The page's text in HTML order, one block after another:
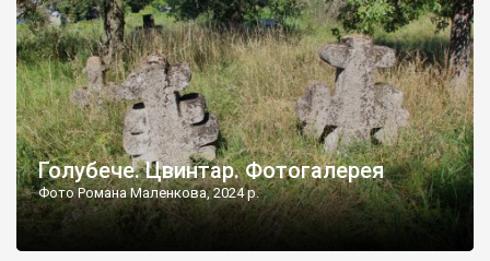
Голубече. Цвинтар. Фотогалерея
Фото Романа Маленкова, 2024 р.